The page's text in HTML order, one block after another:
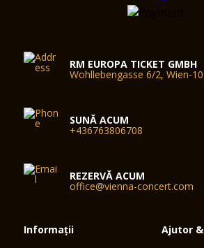
RM EUROPA TICKET GMBH
Wohllebengasse 6/2, Wien-
SUNĂ ACUM
+436763806708
REZERVĂ ACUM
office@vienna-concert.com
Informații Ajutor